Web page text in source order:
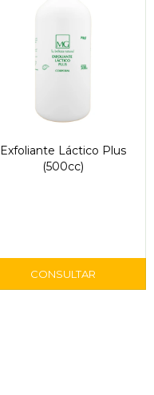
Exfoliante Láctico Plus
(500cc)